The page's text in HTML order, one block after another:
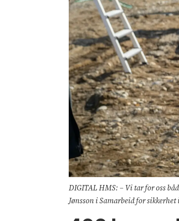
DIGITAL HMS: – Vi tar for oss
Jønsson i Samarbeid for